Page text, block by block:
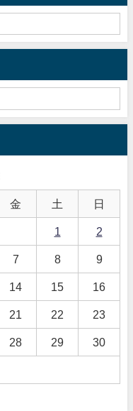
金 土 日
1 2
7 8 9
14 15 16
21 22 23
28 29 30